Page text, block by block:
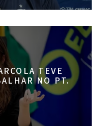
TEVE
NO PT.